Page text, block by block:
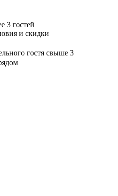
3 гостей
и скидки
гостя свыше 3